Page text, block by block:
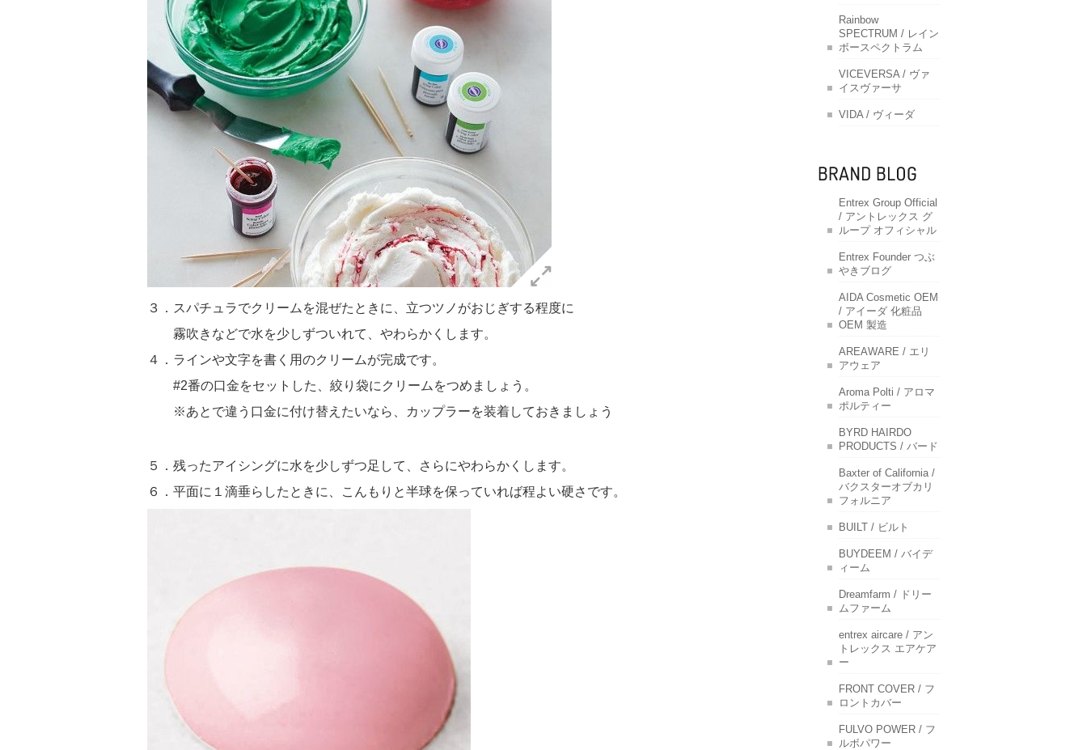
３．スパチュラでクリームを混ぜたときに、立つツノがおじぎする程度に
霧吹きなどで水を少しずついれて、やわらかくします。
４．ラインや文字を書く用のクリームが完成です。
#2番の口金をセットした、 絞り袋にクリームをつめましょう。
※あとで違う口金に付け替えたいなら、
カップラーを装着しておきましょう
５．残ったアイシングに水を少しずつ足して、さらにやわらかくします。
６．平面に１滴垂らしたときに、こんもりと半球を保っていれば程よい硬さです。
Rainbow
SPECTRUM / レイン
ボースペクトラム
VICEVERSA / ヴァ
イスヴァーサ
VIDA / ヴィーダ
Entrex Group Official
/ アントレックス グ
ループ オフィシャル
Entrex Founder つぶ
やきブログ
AIDA Cosmetic OEM
/ アイーダ 化粧品
OEM 製造
AREAWARE / エリ
アウェア
Aroma Polti / アロマ
ポルティー
BYRD HAIRDO
PRODUCTS / バード
Baxter of California /
バクスターオブカリ
フォルニア
BUILT / ビルト
BUYDEEM / バイデ
ィーム
Dreamfarm / ドリー
ムファーム
entrex aircare / アン
トレックス エアケア
ー
FRONT COVER / フ
ロントカバー
FULVO POWER / フ
ルボパワー